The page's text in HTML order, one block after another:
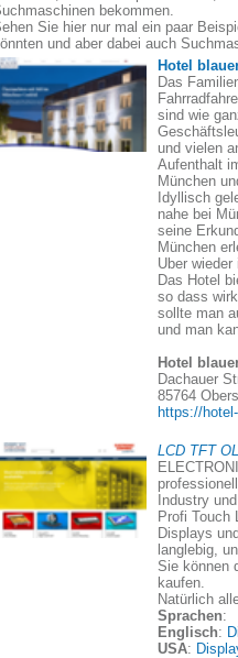
bekommen.
Sie hier nur mal ein paar
und aber dabei auch
Hotel
Das
sind wie
und vielen
Aufenthalt
München
Idyllisch
nahe bei
seine
München
Uber
Das Hotel
so dass
sollte man
und man
Hotel
Dachauer
85764
https://
LCD TFT
Industry
Profi Touch
Displays
langlebig,
Sie können
kaufen.
Natürlich
Sprachen:
Englisch:
USA: